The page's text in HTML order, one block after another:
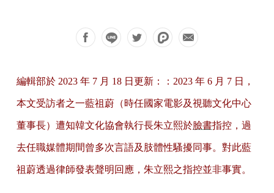
編輯部於 2023 年 7 月 18 日更新：：2023 年 6 月 7 日，
本文受訪者之一藍祖蔚（時任國家電影及視聽文化中心
董事長）遭知韓文化協會執行長朱立熙於臉書指控，過
去任職媒體期間曾多次言語及肢體性騷擾同事。對此藍
祖蔚透過律師發表聲明回應，朱立熙之指控並非事實。